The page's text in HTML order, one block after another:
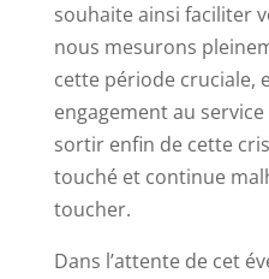
souhaite ainsi faciliter
nous mesurons
cette période cruciale,
engagement au
sortir enfin de cette
touché et continue
toucher.
Dans l’attente de cet